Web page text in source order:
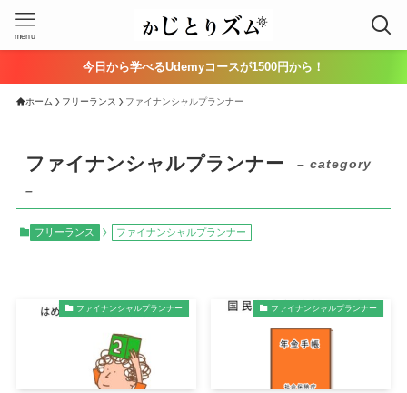
menu
今日から学べるUdemyコースが1500円から！
ホーム フリーランス ファイナンシャルプランナー
ファイナンシャルプランナー
– category
–
フリーランス ファイナンシャルプランナー
ファイナンシャルプランナー ファイナンシャルプランナー